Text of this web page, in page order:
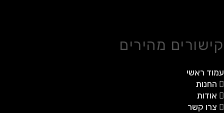
קישורים מהירים
עמוד ראשי
החנות
אודות
צרו קשר